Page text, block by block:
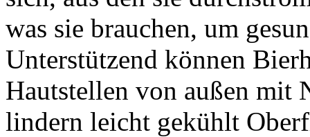
was sie brauchen, um
Unterstützend können
Hautstellen von außen mit
lindern leicht gekühlt